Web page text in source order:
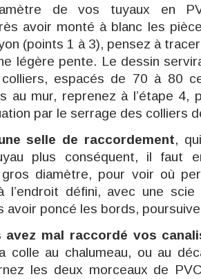
de vos tuyaux en
avoir monté à blanc les
(points 1 à 3), pensez à
légère pente. Le dessin
espacés de 70 à 80
au mur, reprenez à l’étape 4,
par le serrage des colliers
selle de raccordement,
plus conséquent, il faut
gros diamètre, pour voir où
défini, avec une
avoir poncé les bords,
avez mal raccordé vos
colle au chalumeau, ou au
les deux morceaux de